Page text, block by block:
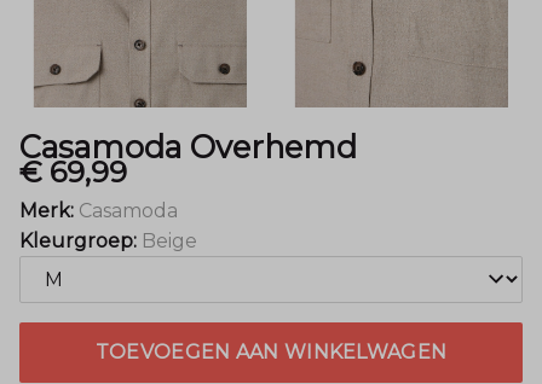
Casamoda Overhemd
€ 69,99
Merk: Casamoda
Kleurgroep: Beige
TOEVOEGEN AAN WINKELWAGEN